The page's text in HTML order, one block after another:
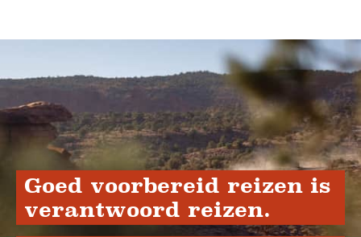
Goed voorbereid reizen is
verantwoord reizen.